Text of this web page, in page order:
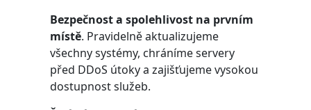
Bezpečnost a spolehlivost na prvním
místě. Pravidelně aktualizujeme
všechny systémy, chráníme servery
před DDoS útoky a zajišťujeme vysokou
dostupnost služeb.